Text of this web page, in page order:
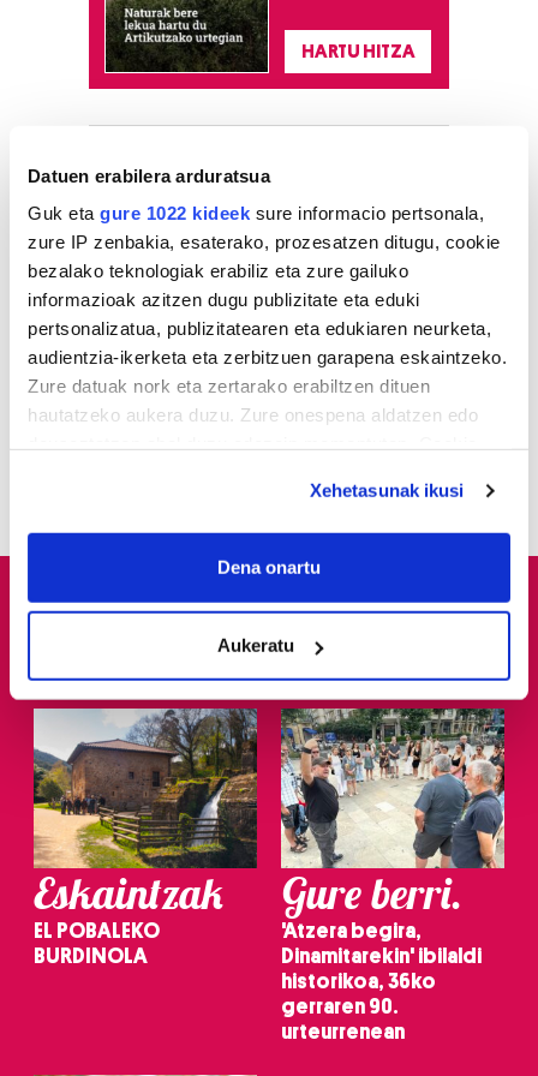
Datuen erabilera arduratsua
Guk eta gure 1022 kideek sure informacio pertsonala,
zure IP zenbakia, esaterako, prozesatzen ditugu, cookie
bezalako teknologiak erabiliz eta zure gailuko
informazioak azitzen dugu publizitate eta eduki
pertsonalizatua, publizitatearen eta edukiaren neurketa,
audientzia-ikerketa eta zerbitzuen garapena eskaintzeko.
Zure datuak nork eta zertarako erabiltzen dituen
hautatzeko aukera duzu. Zure onespena aldatzen edo
If you allow, we would also like to:
Collect information about your geographical
Identify your device by actively scanning it for
specific characteristics (fingerprinting)
Find out more about how your personal data is processed
and set your preferences in thedetails section.
Guk eta gure bazkideek zure datu pertsonalak
prozesatzen ditugu, zure IP zenbakia, besteak beste,
teknologia erabiliz, cookieak adibidez, iragarki eta eduki
pertsonalizatuak eskaintzeko, iragarkiak eta edukia
neurtzeko, jendeari buruzko informazioa biltzeko eta
produktuak garatzeko. Zure datuak nork eta zertarako
erabiltzen dituen hauta dezakezu.
Bazkide batzuek ez dizute baimenik eskatzen, eta beren
Xehetasunak ikusi
Dena onartu
Aukeratu
HARTU HITZA
1
Ernai gazte antolakundeak
faxismoaren aurkako
mobilizazioa deitu du
2
Pertsona bat atxilotu dute
osasun publikoaren
aurkako delitua egotzita
3
Hizkuntza ere, kontsumo
Eskaintzak
EL POBALEKO
BURDINOLA
Gure berri.
'Atzera begira,
Dinamitarekin' ibilaldi
historikoa, 36ko
gerraren 90.
urteurrenean